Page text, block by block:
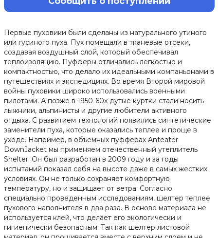
Первые пуховики были сделаны из натурального утиного
или гусиного пуха. Пух помещали в тканевые отсеки,
создавая воздушный слой, который обеспечивал
теплоизоляцию. Пуфферы отличались легкостью и
компактностью, что делало их идеальными компаньонами в
путешествиях и экспедициях. Во время Второй мировой
войны пуховики широко использовались военными
пилотами. А позже в 1950-60х дутые куртки стали носить
лыжники, альпинисты и другие любители активного
отдыха. С развитием технологий появились синтетические
заменители пуха, которые оказались теплее и проще в
уходе. Например, в объемных пуфферах Anteater
DownJacket мы применяем отечественный утеплитель
Shelter. Он был разработан в 2009 году и за годы
испытаний показал себя на высоте даже в самых жестких
условиях. Он не только сохраняет комфортную
температуру, но и защищает от ветра. Согласно
специально проведенным исследованиям, шелтер теплее
пухового наполнителя в два раза. В основе материала не
используется клей, что делает его экологически и
гигиенически безопасным. Так как шелтер листовой